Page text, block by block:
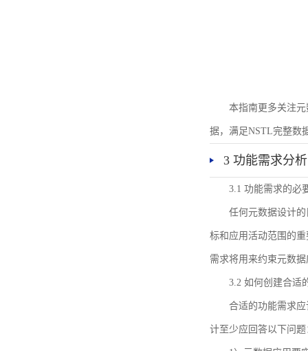
本指南更多关注
据，满足NSTL完整数
3 功能需求分析
3.1 功能需求的必
任何元数据设计
标和应用活动范围的
需求将用来约束元数
3.2 如何创建合适
合适的功能需求
计至少应回答以下问题